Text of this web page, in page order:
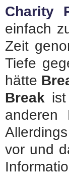
Charity
einfach
Zeit
Tiefe
hätte
Break
anderen
vor und